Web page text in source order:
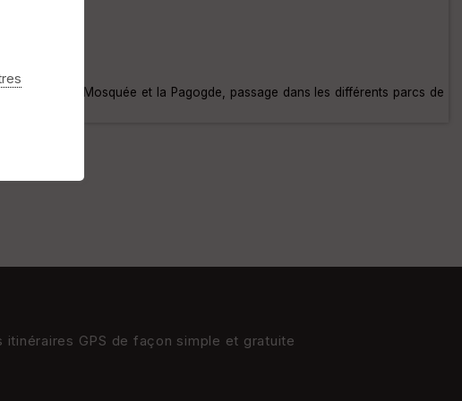
la Mosquée et la Pagogde, passage dans les différents parcs de
GPS de façon simple et gratuite